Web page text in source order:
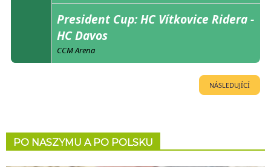
President Cup: HC Vítkovice Ridera -
HC Davos
CCM Arena
NÁSLEDUJÍCÍ
PO NASZYMU A PO POLSKU